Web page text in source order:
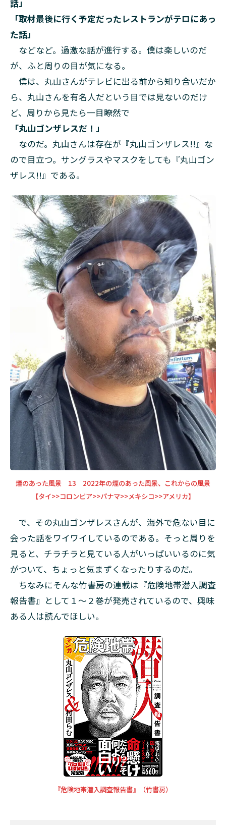
話」
「取材最後に行く予定だったレストランがテロにあっ
た話」
などなど。過激な話が進行する。僕は楽しいのだ
が、ふと周りの目が気になる。
僕は、丸山さんがテレビに出る前から知り合いだか
ら、丸山さんを有名人だという目では見ないのだけ
ど、周りから見たら一目瞭然で
「丸山ゴンザレスだ！」
なのだ。丸山さんは存在が『丸山ゴンザレス!!』な
ので目立つ。サングラスやマスクをしても『丸山ゴン
ザレス!!』である。
煙のあった風景 13 2022年の煙のあった風景、これからの風景
【タイ>>コロンビア>>パナマ>>メキシコ>>アメリカ】
で、その丸山ゴンザレスさんが、海外で危ない目に
会った話をワイワイしているのである。そっと周りを
見ると、チラチラと見ている人がいっぱいいるのに気
がついて、ちょっと気まずくなったりするのだ。
ちなみにそんな竹書房の連載は『危険地帯潜入調査
報告書』として１～２巻が発売されているので、興味
ある人は読んでほしい。
『危険地帯潜入調査報告書』（竹書房）